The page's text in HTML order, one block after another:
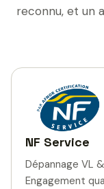
reconnu, et un
NF Service
Dépannage VL
Engagement